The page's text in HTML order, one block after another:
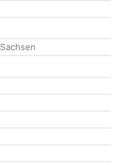
Sachsen